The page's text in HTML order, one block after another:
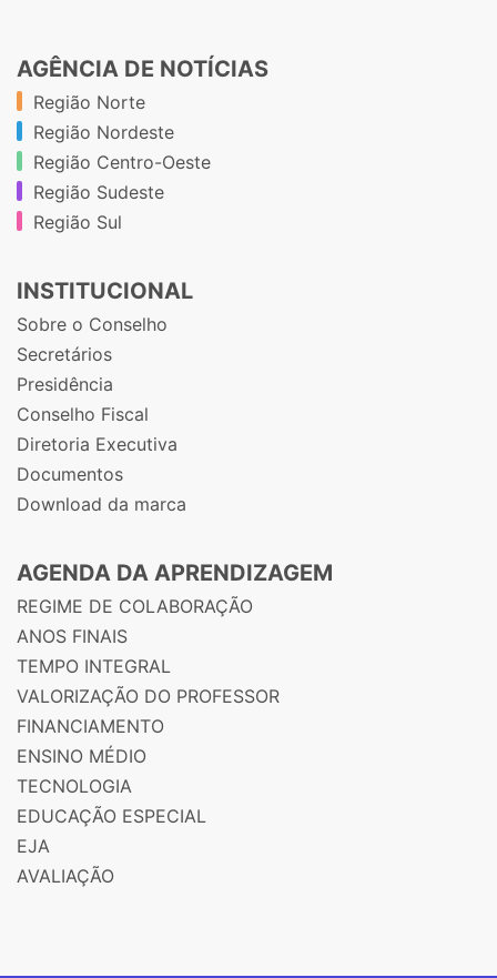
AGÊNCIA DE NOTÍCIAS
Região Norte
Região Nordeste
Região Centro-Oeste
Região Sudeste
Região Sul
INSTITUCIONAL
Sobre o Conselho
Secretários
Presidência
Conselho Fiscal
Diretoria Executiva
Documentos
Download da marca
AGENDA DA APRENDIZAGEM
REGIME DE COLABORAÇÃO
ANOS FINAIS
TEMPO INTEGRAL
VALORIZAÇÃO DO PROFESSOR
FINANCIAMENTO
ENSINO MÉDIO
TECNOLOGIA
EDUCAÇÃO ESPECIAL
EJA
AVALIAÇÃO